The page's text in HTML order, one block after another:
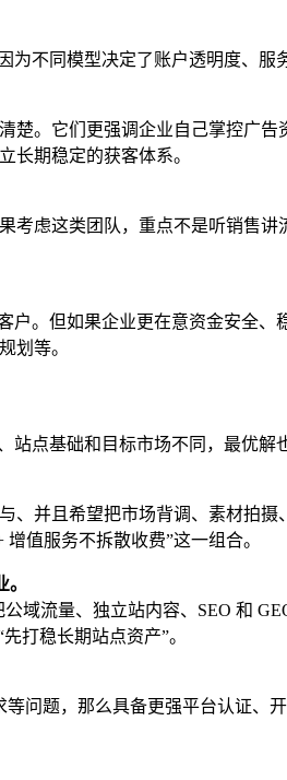
不同模型决定了账户透明度、服
。它们更强调企业自己掌控广
长期稳定的获客体系。
虑这类团队，重点不是听销售
。但如果企业更在意资金安全
划等。
点基础和目标市场不同，最优解
并且希望把市场背调、素材拍
值服务不拆散收费”这一组合。
域流量、独立站内容、SEO 和
打稳长期站点资产”。
问题，那么具备更强平台认证